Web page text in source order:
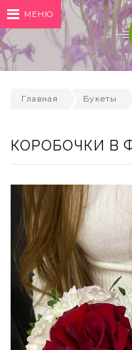
МЕНЮ
Главная Букеты
КОРОБОЧКИ В